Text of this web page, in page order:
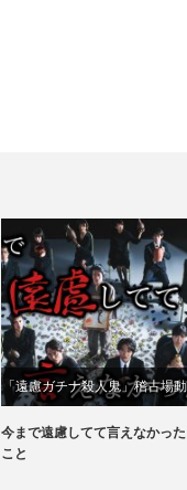
「遠慮ガチナ殺人鬼」稽古場動
画
今まで遠慮してて言えなかった
こと